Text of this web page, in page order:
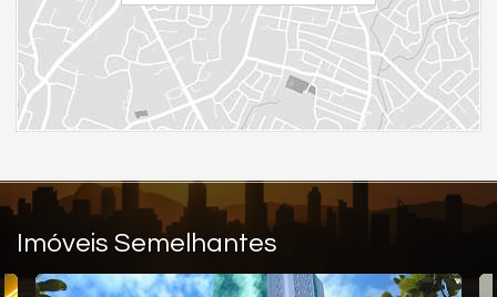
Ambiente que combina luxo, natureza e bem-estar,
tornando o cotidiano mais leve.
🌊 Um estilo de vida exclusivo
impecável e a energia tranquila fazem deste empreendimento
um verdadeiro refúgio urbano.
Mais do que um endereço, o Santé é uma escolha de vida —
oferecer.
Imóveis Semelhantes